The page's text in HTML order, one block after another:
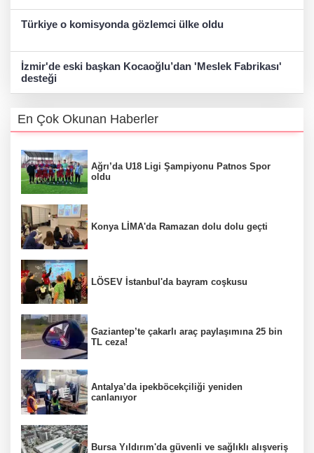
Türkiye o komisyonda gözlemci ülke oldu
İzmir'de eski başkan Kocaoğlu’dan 'Meslek Fabrikası'
desteği
En Çok Okunan Haberler
Ağrı’da U18 Ligi Şampiyonu Patnos Spor
oldu
Konya LİMA'da Ramazan dolu dolu geçti
LÖSEV İstanbul'da bayram coşkusu
Gaziantep’te çakarlı araç paylaşımına 25 bin
TL ceza!
Antalya’da ipekböcekçiliği yeniden
canlanıyor
Bursa Yıldırım'da güvenli ve sağlıklı alışveriş